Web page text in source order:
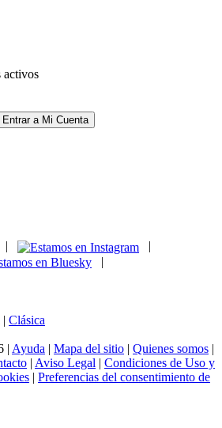
activos
Entrar a Mi Cuenta
|
|
|
Clásica
| Ayuda | Mapa del sitio | Quienes somos |
| Aviso Legal | Condiciones de Uso y
| Preferencias del consentimiento de